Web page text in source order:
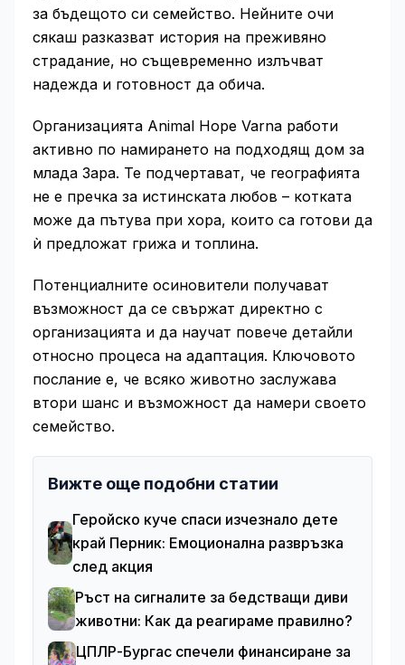
за бъдещото си семейство. Нейните очи
сякаш разказват история на преживяно
страдание, но същевременно излъчват
надежда и готовност да обича.
Организацията Animal Hope Varna работи
активно по намирането на подходящ дом за
млада Зара. Те подчертават, че географията
не е пречка за истинската любов – котката
може да пътува при хора, които са готови да
ѝ предложат грижа и топлина.
Потенциалните осиновители получават
възможност да се свържат директно с
организацията и да научат повече детайли
относно процеса на адаптация. Ключовото
послание е, че всяко животно заслужава
втори шанс и възможност да намери своето
семейство.
Вижте още подобни статии
Геройско куче спаси изчезнало дете
край Перник: Емоционална развръзка
след акция
Ръст на сигналите за бедстващи диви
животни: Как да реагираме правилно?
ЦПЛР-Бургас спечели финансиране за